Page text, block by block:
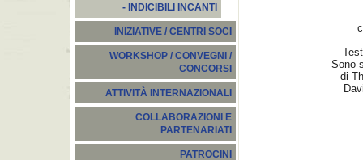
- INDICIBILI INCANTI
INIZIATIVE / CENTRI SOCI
WORKSHOP / CONVEGNI /
CONCORSI
ATTIVITÀ INTERNAZIONALI
COLLABORAZIONI E
PARTENARIATI
PATROCINI
Sono
di